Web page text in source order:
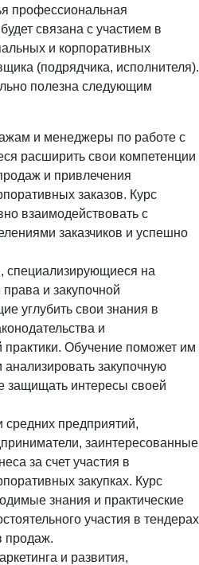
профессиональная
связана с участием в
и корпоративных
(подрядчика, исполнителя).
полезна следующим
и менеджеры по работе с
расширить свои компетенции
и привлечения
заказов. Курс
взаимодействовать с
заказчиков и успешно
специализирующиеся на
и закупочной
углубить свои знания в
и
практики. Обучение поможет им
анализировать закупочную
защищать интересы своей
средних предприятий,
заинтересованные
за счет участия в
закупках. Курс
знания и практические
участия в тендерах
продаж.
и развития,